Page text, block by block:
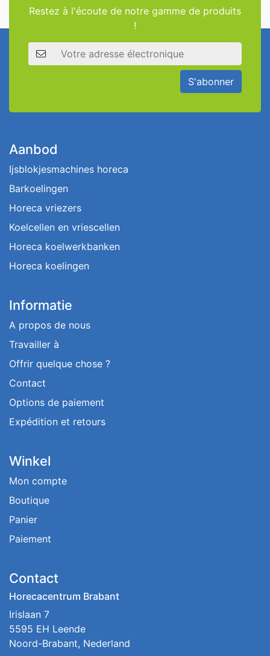
Restez à l'écoute de notre gamme de produits
!
Adresse électronique
S'abonner
Aanbod
Ijsblokjesmachines horeca
Barkoelingen
Horeca vriezers
Koelcellen en vriescellen
Horeca koelwerkbanken
Horeca koelingen
Informatie
A propos de nous
Travailler à
Offrir quelque chose ?
Contact
Options de paiement
Expédition et retours
Winkel
Mon compte
Boutique
Panier
Paiement
Contact
Horecacentrum Brabant
Irislaan 7
5595 EH Leende
Noord-Brabant, Nederland